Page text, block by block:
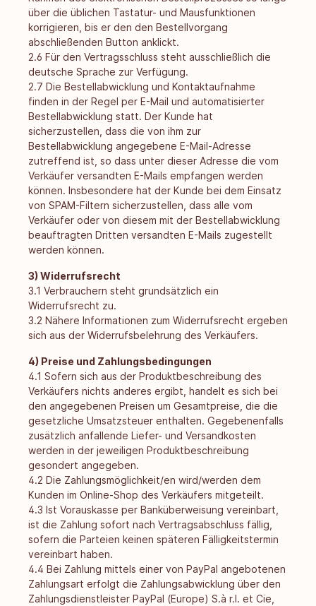
über die üblichen Tastatur- und Mausfunktionen
korrigieren, bis er den den Bestellvorgang
abschließenden Button anklickt.
2.6 Für den Vertragsschluss steht ausschließlich die
deutsche Sprache zur Verfügung.
2.7 Die Bestellabwicklung und Kontaktaufnahme
finden in der Regel per E-Mail und automatisierter
Bestellabwicklung statt. Der Kunde hat
sicherzustellen, dass die von ihm zur
Bestellabwicklung angegebene E-Mail-Adresse
zutreffend ist, so dass unter dieser Adresse die vom
Verkäufer versandten E-Mails empfangen werden
können. Insbesondere hat der Kunde bei dem Einsatz
von SPAM-Filtern sicherzustellen, dass alle vom
Verkäufer oder von diesem mit der Bestellabwicklung
beauftragten Dritten versandten E-Mails zugestellt
werden können.
3) Widerrufsrecht
3.1 Verbrauchern steht grundsätzlich ein
Widerrufsrecht zu.
3.2 Nähere Informationen zum Widerrufsrecht ergeben
sich aus der Widerrufsbelehrung des Verkäufers.
4) Preise und Zahlungsbedingungen
4.1 Sofern sich aus der Produktbeschreibung des
Verkäufers nichts anderes ergibt, handelt es sich bei
den angegebenen Preisen um Gesamtpreise, die die
gesetzliche Umsatzsteuer enthalten. Gegebenenfalls
zusätzlich anfallende Liefer- und Versandkosten
werden in der jeweiligen Produktbeschreibung
gesondert angegeben.
4.2 Die Zahlungsmöglichkeit/en wird/werden dem
Kunden im Online-Shop des Verkäufers mitgeteilt.
4.3 Ist Vorauskasse per Banküberweisung vereinbart,
ist die Zahlung sofort nach Vertragsabschluss fällig,
sofern die Parteien keinen späteren Fälligkeitstermin
vereinbart haben.
4.4 Bei Zahlung mittels einer von PayPal angebotenen
Zahlungsart erfolgt die Zahlungsabwicklung über den
Zahlungsdienstleister PayPal (Europe) S.à r.l. et Cie,